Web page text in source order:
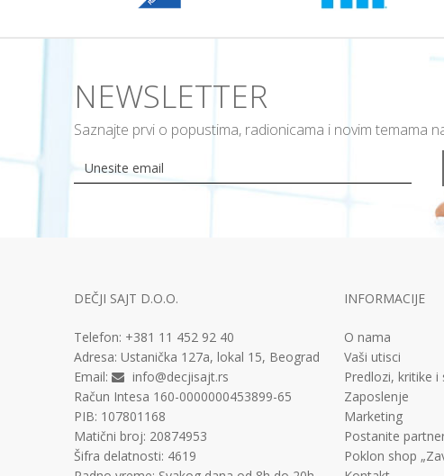
NEWSLETTER
Saznajte prvi o popustima, radionicama i novim temama
DEČJI SAJT D.O.O.
Telefon: +381 11 452 92 40
Adresa: Ustanička 127a, lokal 15, Beograd
Email:
info@decjisajt.rs
Račun Intesa 160-0000000453899-65
PIB: 107801168
Matični broj: 20874953
Šifra delatnosti: 4619
INFORMACIJE
O nama
Vaši utisci
Predlozi, kritike i
Zaposlenje
Marketing
Postanite
Poklon shop